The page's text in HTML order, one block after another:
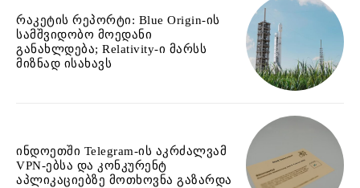
რაკეტის რეპორტი: Blue Origin-ის
სამშვიდობო მოედანი
განახლდება; Relativity-ი მარსს
მიზნად ისახავს
ინდოეთში Telegram-ის აკრძალვამ
VPN-ებსა და კონკურენტ
აპლიკაციებზე მოთხოვნა გაზარდა